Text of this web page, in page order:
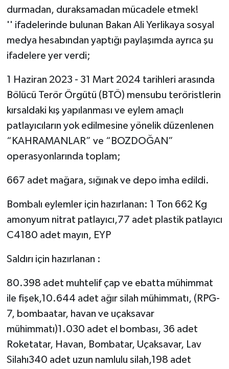
durmadan, duraksamadan mücadele etmek!
'' ifadelerinde bulunan Bakan Ali Yerlikaya sosyal
medya hesabından yaptığı paylaşımda ayrıca şu
ifadelere yer verdi;
1 Haziran 2023 - 31 Mart 2024 tarihleri arasında
Bölücü Terör Örgütü (BTÖ) mensubu teröristlerin
kırsaldaki kış yapılanması ve eylem amaçlı
patlayıcıların yok edilmesine yönelik düzenlenen
“KAHRAMANLAR” ve “BOZDOĞAN”
operasyonlarında toplam;
667 adet mağara, sığınak ve depo imha edildi.
Bombalı eylemler için hazırlanan: 1 Ton 662 Kg
amonyum nitrat patlayıcı,77 adet plastik patlayıcı
C4180 adet mayın, EYP
Saldırı için hazırlanan :
80.398 adet muhtelif çap ve ebatta mühimmat
ile fişek,10.644 adet ağır silah mühimmatı, (RPG-
7, bombaatar, havan ve uçaksavar
mühimmatı)1.030 adet el bombası, 36 adet
Roketatar, Havan, Bombatar, Uçaksavar, Lav
Silahı340 adet uzun namlulu silah,198 adet